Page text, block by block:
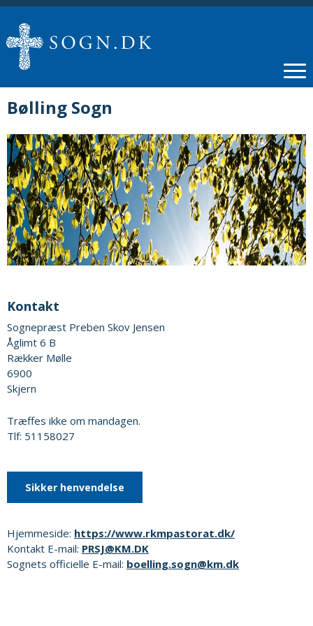
Bølling Sogn
Kontakt
Sognepræst Preben Skov Jensen
Åglimt 6 B
Rækker Mølle
6900
Skjern
Træffes ikke om mandagen.
Tlf: 51158027
Sikker henvendelse
Hjemmeside: https://www.rkmpastorat.dk/
Kontakt E-mail: PRSJ@KM.DK
Sognets officielle E-mail: boelling.sogn@km.dk